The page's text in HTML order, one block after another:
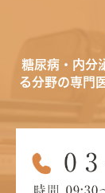
糖尿病・内分
る分野の専門